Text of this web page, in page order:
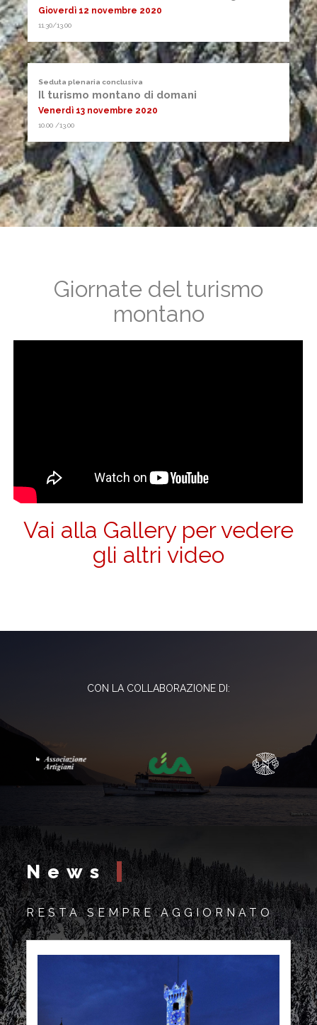
Gioverdì 12 novembre 2020
11.30/13.00
Seduta plenaria conclusiva
Il turismo montano di domani
Venerdì 13 novembre 2020
10.00 /13.00
Giornate del turismo
montano
Vai alla Gallery per vedere
gli altri video
CON LA COLLABORAZIONE DI:
News
RESTA SEMPRE AGGIORNATO